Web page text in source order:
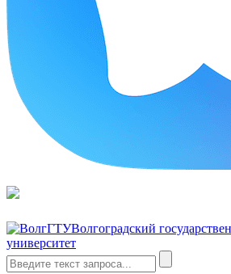
Волгоградский
университет